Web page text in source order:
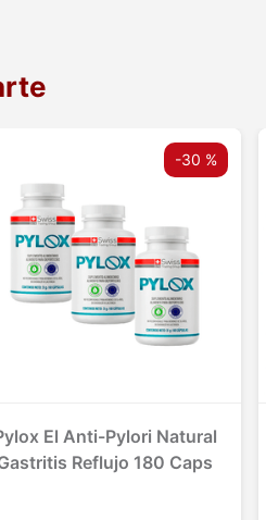
-30 %
El Anti-Pylori Natural
Reflujo 180 Caps